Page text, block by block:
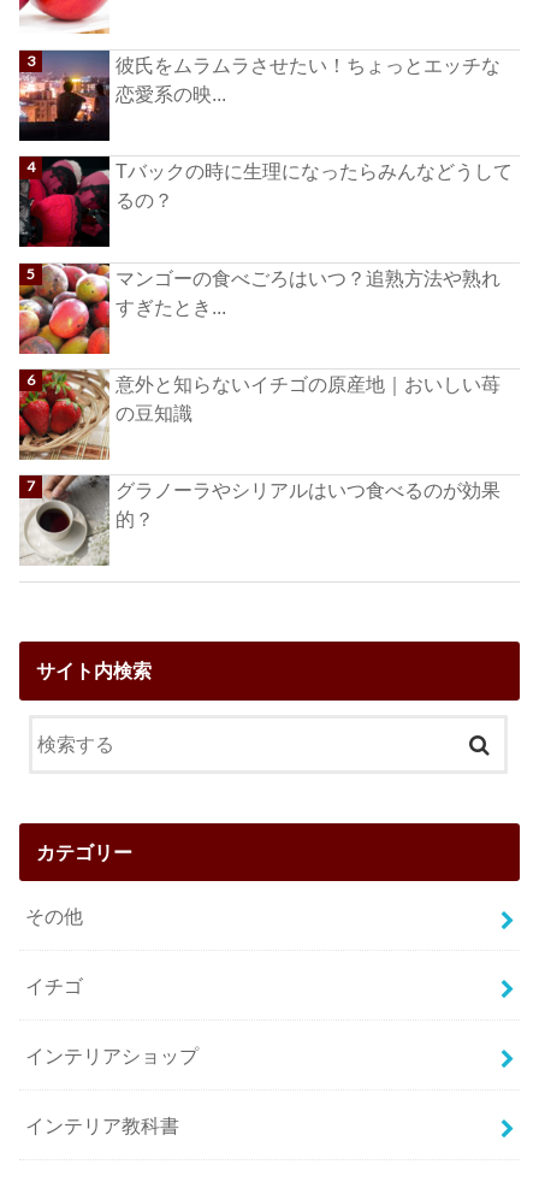
彼氏をムラムラさせたい！ちょっとエッチな
恋愛系の映...
Tバックの時に生理になったらみんなどうして
るの？
マンゴーの食べごろはいつ？追熟方法や熟れ
すぎたとき...
意外と知らないイチゴの原産地｜おいしい苺
の豆知識
グラノーラやシリアルはいつ食べるのが効果
的？
サイト内検索
カテゴリー
その他
イチゴ
インテリアショップ
インテリア教科書